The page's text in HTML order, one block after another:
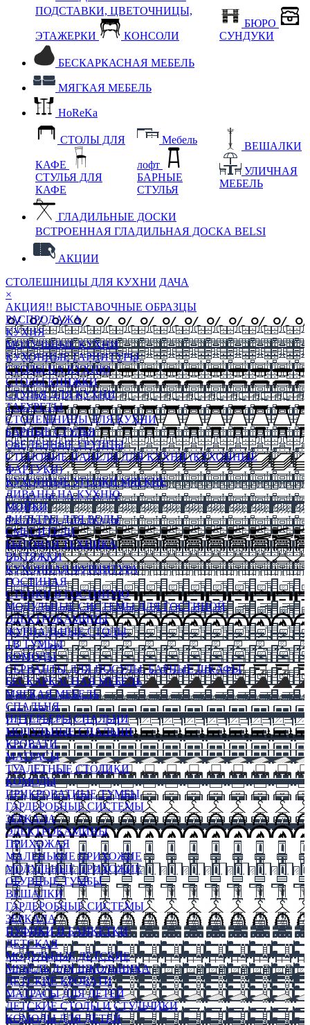
ПОДСТАВКИ, ЦВЕТОЧНИЦЫ,
ЭТАЖЕРКИ КОНСОЛИ
БЮРО
СУНДУКИ
БЕСКАРКАСНАЯ МЕБЕЛЬ
МЯГКАЯ МЕБЕЛЬ
HoReKa
СТОЛЫ ДЛЯ
КАФЕ
СТУЛЬЯ ДЛЯ
КАФЕ
Мебель
лофт
БАРНЫЕ
СТУЛЬЯ
ВЕШАЛКИ
УЛИЧНАЯ
МЕБЕЛЬ
ГЛАДИЛЬНЫЕ ДОСКИ
ВСТРОЕННАЯ ГЛАДИЛЬНАЯ ДОСКА BELSI
АКЦИИ
СТОЛЕШНИЦЫ ДЛЯ КУХНИ ДАЧА
×
АКЦИЯ!! ВЫСТАВОЧНЫЕ ОБРАЗЦЫ
РАСПРОДАЖА
КУХНЯ
МОДУЛЬНЫЕ КУХНИ
КУХОННЫЕ ГАРНИТУРЫ
СТОЛЫ НА КУХНЮ
СТОЛЫ КНИЖКИ
СТУЛЬЯ ДЛЯ КУХНИ
ТАБУРЕТЫ
СТОЛЕШНИЦЫ ДЛЯ КУХНИ
БАРНЫЕ СТУЛЬЯ
ОБЕДЕННЫЕ ГРУППЫ
СТЕНОВЫЕ ПАНЕЛИ ДЛЯ КУХНИ (КУХОННЫЕ
ФАРТУКИ)
КУХОННЫЕ УГОЛКИ МЯГКИЕ
ДИВАНЫ НА КУХНЮ
МОЙКИ
ФИЛЬТРЫ ДЛЯ ВОДЫ
СМЕСИТЕЛИ
БЫТОВАЯ ТЕХНИКА
ВЫТЯЖКИ
КУХОННАЯ ФУРНИТУРА
ГОСТИНАЯ
СТЕНКИ В ГОСТИНУЮ
МОДУЛЬНЫЕ СИСТЕМЫ ДЛЯ ГОСТИНОЙ
ЭЛЕКТРОКАМИНЫ
ЖУРНАЛЬНЫЕ СТОЛЫ
ТВ ТУМБЫ
КОМОДЫ
СЕРВАНТЫ ДЛЯ ПОСУДЫ, БАРНЫЕ ШКАФЫ
БЕСКАРКАСНАЯ МЕБЕЛЬ
МЯГКАЯ МЕБЕЛЬ
СПАЛЬНЯ
ИНТЕРЬЕРЫ СПАЛЬНИ
МОДУЛЬНЫЕ СПАЛЬНИ
КРОВАТИ
МАТРАСЫ
ТУАЛЕТНЫЕ СТОЛИКИ
КОМОДЫ
ПРИКРОВАТНЫЕ ТУМБЫ
ГАРДЕРОБНЫЕ СИСТЕМЫ
ЗЕРКАЛА
ЭЛЕКТРОКАМИНЫ
ПРИХОЖАЯ
МАЛЕНЬКИЕ ПРИХОЖИЕ
МОДУЛЬНЫЕ ПРИХОЖИЕ
ОБУВНЫЕ ТУМБЫ
ВЕШАЛКИ
ГАРДЕРОБНЫЕ СИСТЕМЫ
ЗЕРКАЛА
ПУФИКИ И БАНКЕТКИ
ДЕТСКАЯ
МОДУЛЬНЫЕ ДЕТСКИЕ
МЕБЕЛЬ ДЛЯ ШКОЛЬНИКА
ДЕТСКИЕ КРОВАТИ
МАТРАСЫ ДЛЯ ДЕТЕЙ
ДЕТСКИЕ СТОЛЫ И СТУЛЬЧИКИ
КОМОДЫ ДЛЯ ДЕТЕЙ